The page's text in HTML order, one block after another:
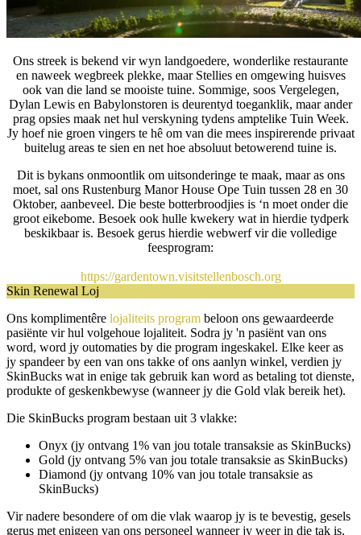
Ons streek is bekend vir wyn landgoedere, wonderlike restaurante
en naweek wegbreek plekke, maar Stellies en omgewing huisves
ook van die land se mooiste tuine. Sommige, soos Vergelegen,
Dylan Lewis en Babylonstoren is deurentyd toeganklik, maar ander
prag opsies maak net hul verskyning tydens amptelike Tuin Week.
Jy hoef nie groen vingers te hê om van die mees inspirerende privaat
buitelug areas te sien en net hoe absoluut betowerend tuine is.
Dit is bykans onmoontlik om uitsonderinge te maak, maar as ons
moet, sal ons Rustenburg Manor House Ope Tuin tussen 28 en 30
Oktober, aanbeveel. Die beste botterbroodjies is ‘n moet onder die
groot eikebome. Besoek ook hulle kwekery wat in hierdie tydperk
beskikbaar is. Besoek gerus hierdie webwerf vir die volledige
feesprogram:
https://gardentown.visitstellenbosch.org
Skin Renewal Loj
Ons komplimentêre lojaliteits program beloon ons gewaardeerde
pasiënte vir hul volgehoue lojaliteit. Sodra jy 'n pasiënt van ons
word, word jy outomaties by die program ingeskakel. Elke keer as
jy spandeer by een van ons takke of ons aanlyn winkel, verdien jy
SkinBucks wat in enige tak gebruik kan word as betaling tot dienste,
produkte of geskenkbewyse (wanneer jy die Gold vlak bereik het).
Die SkinBucks program bestaan uit 3 vlakke:
Onyx (jy ontvang 1% van jou totale transaksie as SkinBucks)
Gold (jy ontvang 5% van jou totale transaksie as SkinBucks)
Diamond (jy ontvang 10% van jou totale transaksie as
SkinBucks)
Vir nadere besondere of om die vlak waarop jy is te bevestig, gesels
gerus met enigeen van ons personeel wanneer jy weer in die tak is.